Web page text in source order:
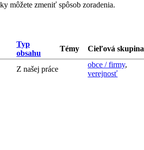
môžete zmeniť spôsob zoradenia.
Typ
obsahu
Témy Cieľová skupina
Z našej práce
obce / firmy,
verejnosť